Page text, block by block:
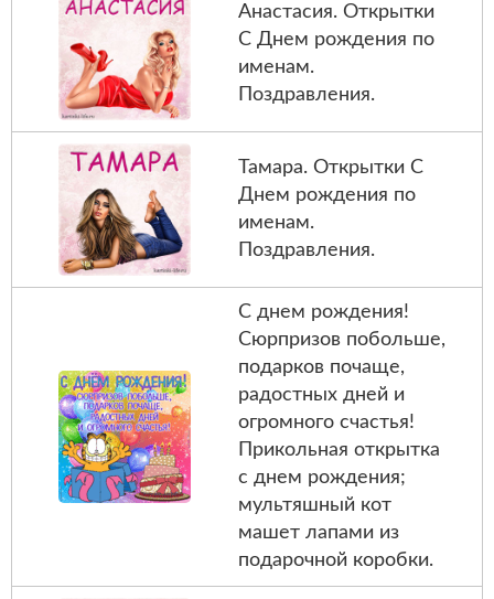
Анастасия. Открытки
С Днем рождения по
именам.
Поздравления.
Тамара. Открытки С
Днем рождения по
именам.
Поздравления.
С днем рождения!
Сюрпризов побольше,
подарков почаще,
радостных дней и
огромного счастья!
Прикольная открытка
с днем рождения;
мультяшный кот
машет лапами из
подарочной коробки.